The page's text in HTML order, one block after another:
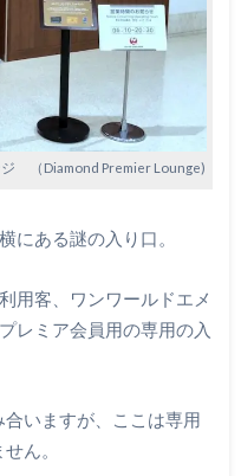
（Diamond Premier Lounge)
にある謎の入り口。
用客、ワンワールドエメ
レミア会員用の専用の入
いますが、ここは専用
ん。